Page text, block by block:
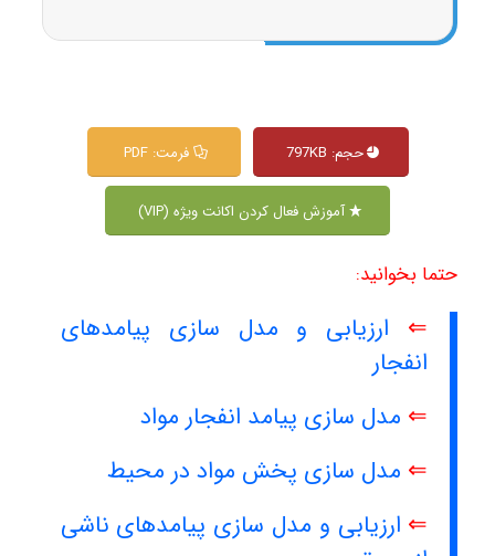
حجم: 797KB فرمت: PDF
آموزش فعال کردن اکانت ویژه (VIP)
حتما بخوانید:
⇐ ارزیابی و مدل سازی پیامدهای
انفجار
⇐ مدل سازی پیامد انفجار مواد
⇐ مدل سازی پخش مواد در محیط
⇐ ارزیابی و مدل سازی پیامدهای ناشی